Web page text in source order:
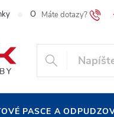
O našej spoločnosti
PASCE A